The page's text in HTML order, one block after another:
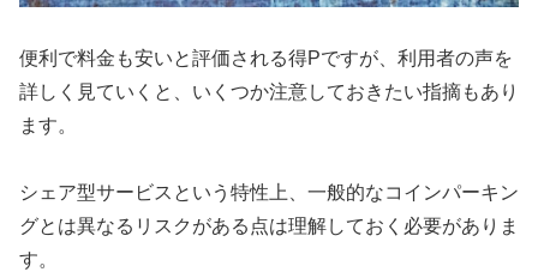
便利で料金も安いと評価される得Pですが、利用者の声を
詳しく見ていくと、いくつか注意しておきたい指摘もあり
ます。
シェア型サービスという特性上、一般的なコインパーキン
グとは異なるリスクがある点は理解しておく必要がありま
す。